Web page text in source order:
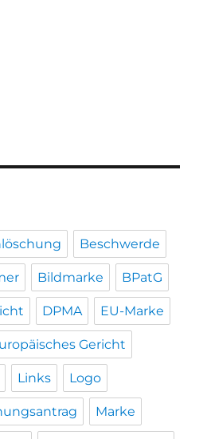
Beschwerde
Bildmarke BPatG
DPMA EU-Marke
Gericht
Links Logo
Marke